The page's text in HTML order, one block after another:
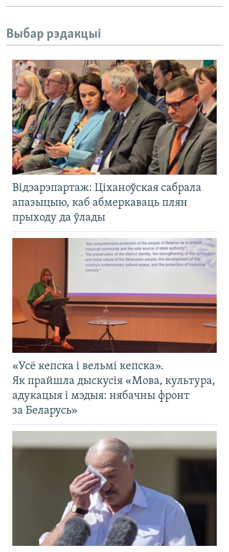
Выбар рэдакцыі
Відэарэпартаж: Ціханоўская сабрала
апазыцыю, каб абмеркаваць плян
прыходу да ўлады
«Усё кепска і вельмі кепска».
Як прайшла дыскусія «Мова, культура,
адукацыя і мэдыя: нябачны фронт
за Беларусь»